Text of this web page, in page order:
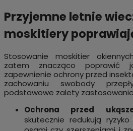
Przyjemne letnie
moskitiery
Stosowanie moskitier
zatem znacząco poprawić
zapewnienie ochrony przed
zachowaniu swobody
podstawowe zalety
Ochrona przed
skutecznie redukują